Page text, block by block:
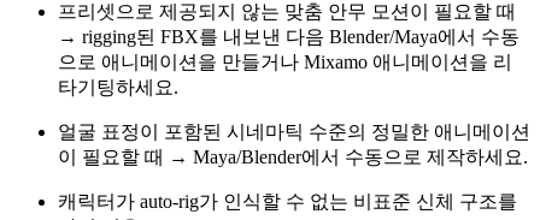
프리셋으로 제공되지 않는 맞춤 안무 모션이 필요할 때
→ rigging된 FBX를 내보낸 다음 Blender/Maya에서 수동
으로 애니메이션을 만들거나 Mixamo 애니메이션을 리
타기팅하세요.
얼굴 표정이 포함된 시네마틱 수준의 정밀한 애니메이션
이 필요할 때 → Maya/Blender에서 수동으로 제작하세요.
캐릭터가 auto-rig가 인식할 수 없는 비표준 신체 구조를